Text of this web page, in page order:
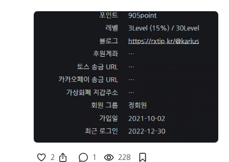
2 1 228